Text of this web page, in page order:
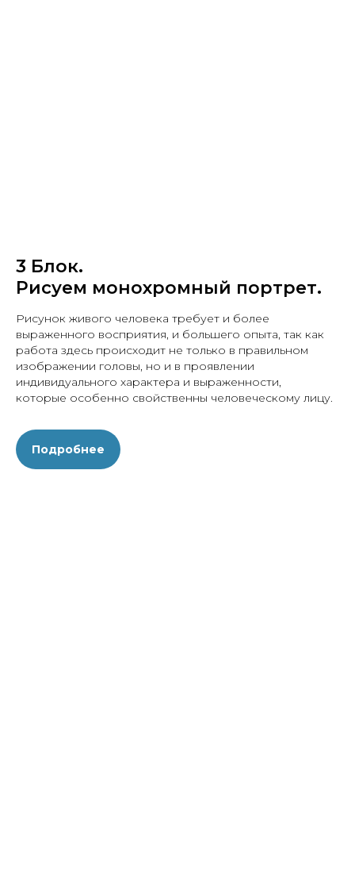
3 Блок.
Рисуем монохромный портрет.
Рисунок живого человека требует и более
выраженного восприятия, и большего опыта, так как
работа здесь происходит не только в правильном
изображении головы, но и в проявлении
индивидуального характера и выраженности,
которые особенно свойственны человеческому лицу.
Подробнее